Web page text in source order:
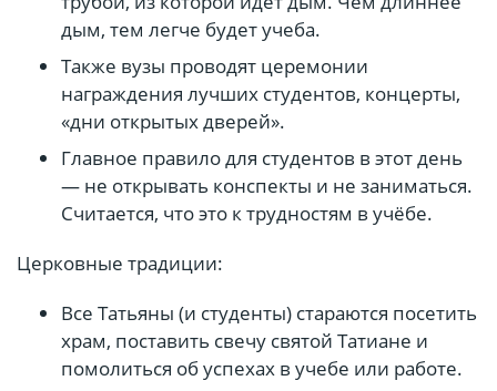
дым, тем легче будет учеба.
Также вузы проводят церемонии
награждения лучших студентов, концерты,
«дни открытых дверей».
Главное правило для студентов в этот день
— не открывать конспекты и не заниматься.
Считается, что это к трудностям в учёбе.
Церковные традиции:
Все Татьяны (и студенты) стараются посетить
храм, поставить свечу святой Татиане и
помолиться об успехах в учебе или работе.